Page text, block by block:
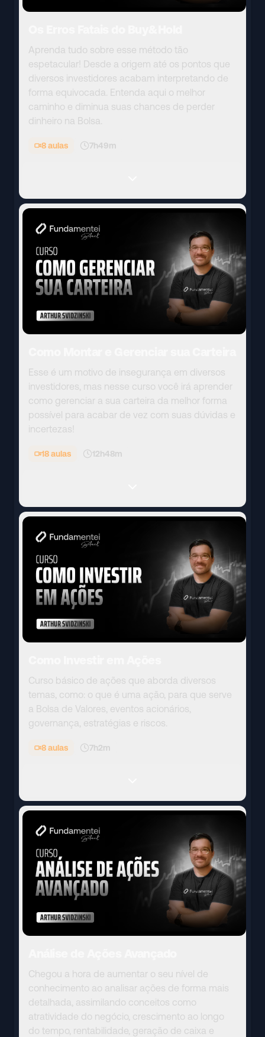
Aprenda tudo sobre esse método tão
espetacular! Desde a origem até os pontos que
diversos investidores acabam interpretando de
forma equivocada. Entenda aqui o melhor
caminho e diminua suas chances de perder
dinheiro na Bolsa.
8aulas 7h49m
Esse é um motivo de insegurança em diversos
investidores, mas nesse curso você irá aprender
como gerenciar a sua carteira da melhor forma
possível para acabar de vez com suas dúvidas e
incertezas!
18aulas 12h48m
Curso básico de ações que aborda diversos
temas, como: o que é uma ação, para que serve
a Bolsa de Valores, eventos acionários,
governança, estratégias e riscos.
8aulas 7h2m
Chegou a hora de aumentar o seu nível de
conhecimento ao analisar ações de forma mais
detalhada, assimilando conceitos como
atratividade do negócio, crescimento ao longo
do tempo, rentabilidade, geração de caixa e